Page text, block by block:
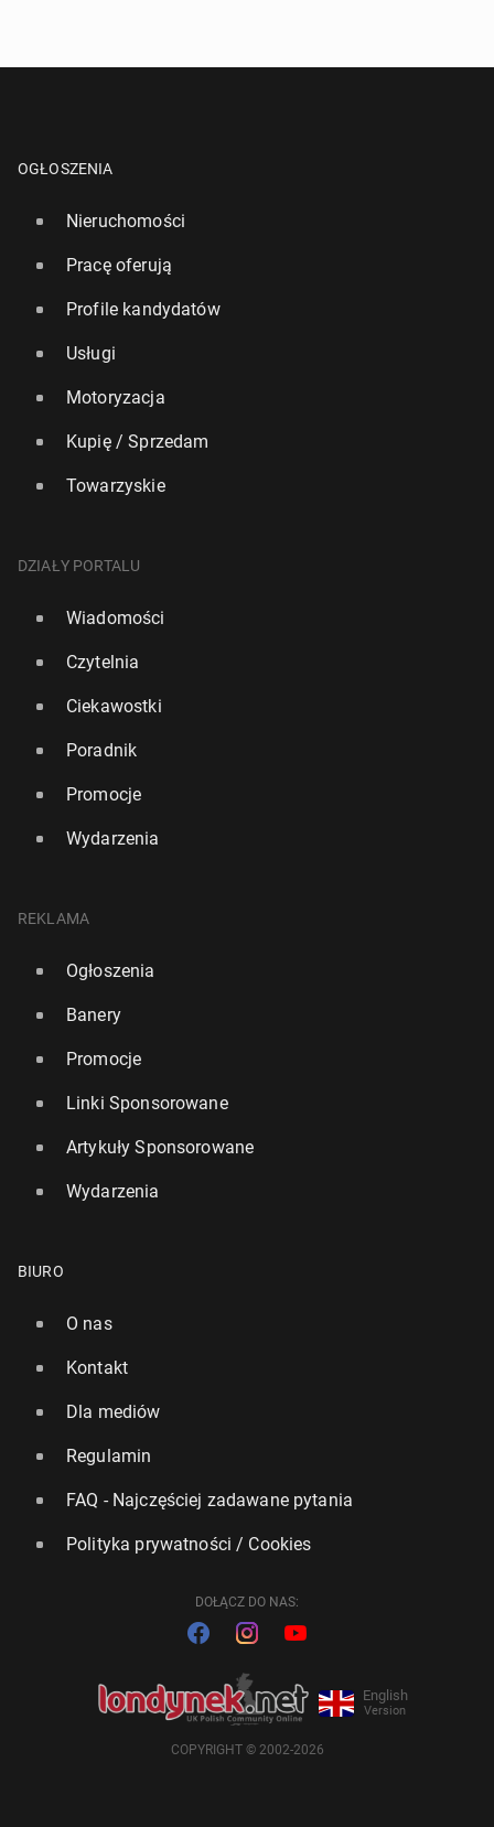
OGŁOSZENIA
Nieruchomości
Pracę oferują
Profile kandydatów
Usługi
Motoryzacja
Kupię / Sprzedam
Towarzyskie
DZIAŁY PORTALU
Wiadomości
Czytelnia
Ciekawostki
Poradnik
Promocje
Wydarzenia
REKLAMA
Ogłoszenia
Banery
Promocje
Linki Sponsorowane
Artykuły Sponsorowane
Wydarzenia
BIURO
O nas
Kontakt
Dla mediów
Regulamin
FAQ - Najczęściej zadawane pytania
Polityka prywatności / Cookies
DOŁĄCZ DO NAS:
English
Version
COPYRIGHT © 2002-2026